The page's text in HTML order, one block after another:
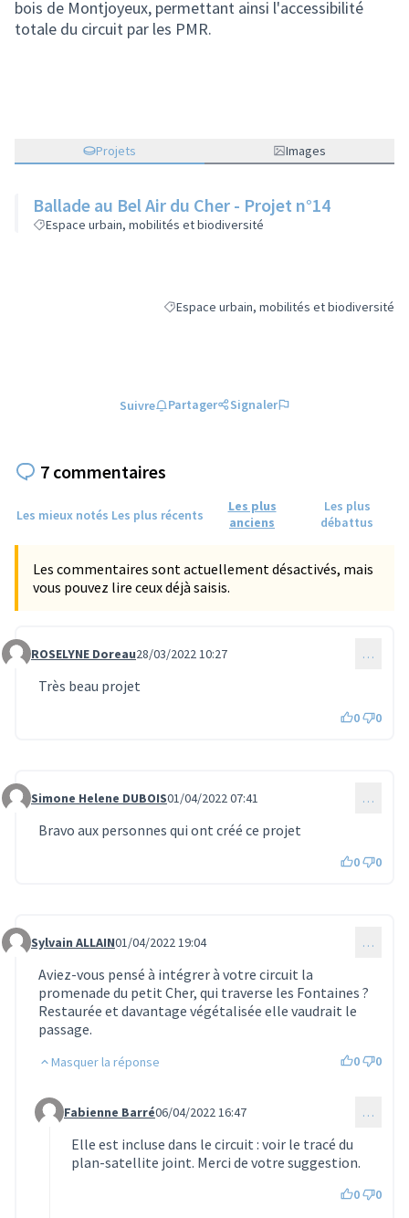
bois de Montjoyeux, permettant ainsi l'accessibilité
totale du circuit par les PMR.
Projets Images
Ballade au Bel Air du Cher - Projet n°14
Espace urbain, mobilités et biodiversité
Filtrer les résultats de la catégorie :
Espace urbain, mobilités et biodiversité
Suivre Partager Signaler
7 commentaires
Les mieux notés Les plus récents
Les plus
anciens
Les plus
débattus
Les commentaires sont actuellement désactivés, mais
vous pouvez lire ceux déjà saisis.
Commentaire 482
ROSELYNE Doreau28/03/2022 10:27 …
Très beau projet
0 0
Commentaire 528
Simone Helene DUBOIS01/04/2022 07:41 …
Bravo aux personnes qui ont créé ce projet
0 0
Commentaire 537
Sylvain ALLAIN01/04/2022 19:04 …
Aviez-vous pensé à intégrer à votre circuit la
promenade du petit Cher, qui traverse les Fontaines ?
Restaurée et davantage végétalisée elle vaudrait le
passage.
Masquer la réponse 0 0
Commentaire 566 (réponse au commentaire 537)
Fabienne Barré06/04/2022 16:47 …
Elle est incluse dans le circuit : voir le tracé du
plan-satellite joint. Merci de votre suggestion.
0 0